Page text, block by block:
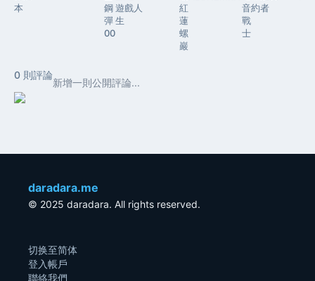
本
鋼
彈
00
遊戲人
生
紅
蓮
螺
巖
音
戰
士
約者
0 則評論
daradara.me
© 2025 daradara. All rights reserved.
切换至简体
登入帳戶
聯絡我們